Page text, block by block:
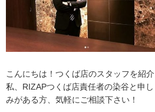
こんにちは！つくば店のスタッフを紹
私、RIZAPつくば店責任者の染谷と申
みがある方、気軽にご相談下さい！